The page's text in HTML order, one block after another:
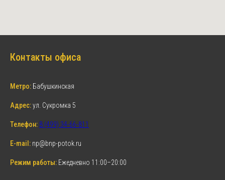
Контакты офиса
Метро: Бабушкинская
Адрес:ул. Сукромка 5
Телефон: 8 (499) 34-66-811
E-mail: np@bnp-potok.ru
Режим работы: Ежедневно 11:00–20:00